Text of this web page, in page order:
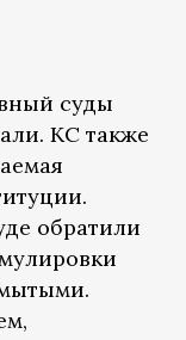
суды
КС также
обратили